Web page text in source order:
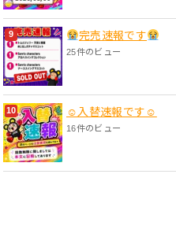
完売速報です
25件のビュー
☺入替速報です☺
16件のビュー